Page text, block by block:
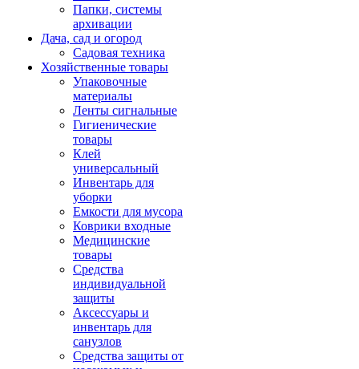
Папки, системы
архивации
Дача, сад и огород
Садовая техника
Хозяйственные товары
Упаковочные
материалы
Ленты сигнальные
Гигиенические
товары
Клей
универсальный
Инвентарь для
уборки
Емкости для мусора
Коврики входные
Медицинские
товары
Средства
индивидуальной
защиты
Аксессуары и
инвентарь для
санузлов
Средства защиты от